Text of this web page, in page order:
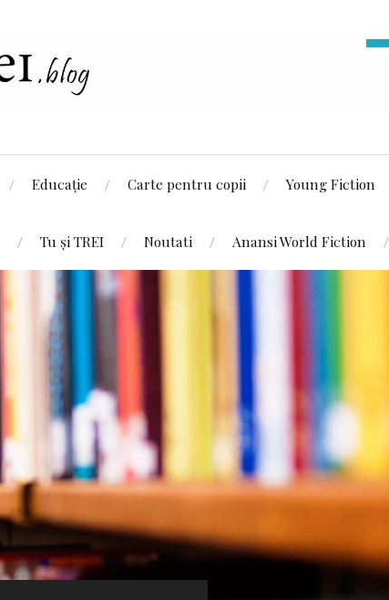
Educație Carte pentru copii Young Fiction
Tu și TREI Noutati Anansi World Fiction